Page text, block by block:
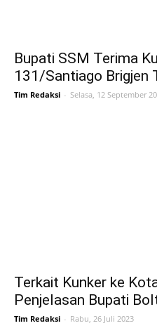
Bupati SSM Terima
131/Santiago Brigjen
Tim Redaksi - Selasa, 12 September
Terkait Kunker ke
Penjelasan Bupati
Tim Redaksi - Rabu, 26 Juli 2023